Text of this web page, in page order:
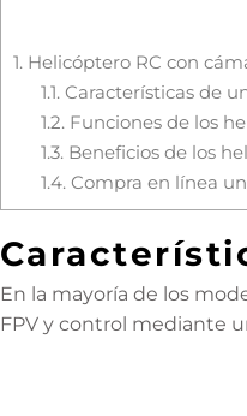
1.Helicóptero RC con
1.1.Características de
1.2.Funciones de los
1.3.Beneficios de los
1.4.Compra en línea
En la mayoría de los
FPV y control mediante